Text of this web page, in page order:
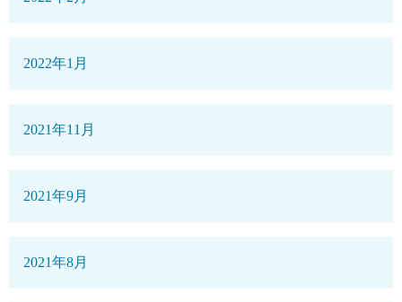
2022年1月
2021年11月
2021年9月
2021年8月